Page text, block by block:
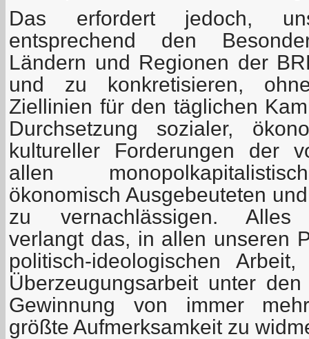
Das erfordert jedoch,
entsprechend den
Ländern und Regionen der
und zu konkretisieren,
Ziellinien für den täglichen
Durchsetzung sozialer,
kultureller Forderungen der
allen
ökonomisch Ausgebeuteten
zu vernachlässigen. Alles
verlangt das, in allen unseren
politisch-ideologischen
Überzeugungsarbeit unter
Gewinnung von immer
größte Aufmerksamkeit zu